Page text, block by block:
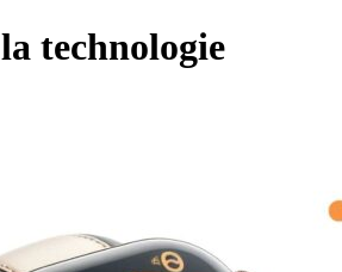
la technologie